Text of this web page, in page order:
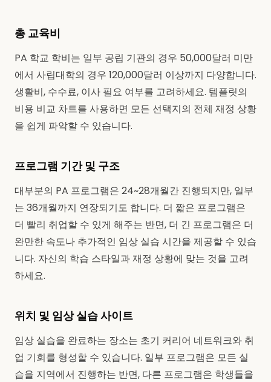
총 교육비
PA 학교 학비는 일부 공립 기관의 경우 50,000달러 미만
에서 사립대학의 경우 120,000달러 이상까지 다양합니다.
생활비, 수수료, 이사 필요 여부를 고려하세요. 템플릿의
비용 비교 차트를 사용하면 모든 선택지의 전체 재정 상황
을 쉽게 파악할 수 있습니다.
프로그램 기간 및 구조
대부분의 PA 프로그램은 24~28개월간 진행되지만, 일부
는 36개월까지 연장되기도 합니다. 더 짧은 프로그램은
더 빨리 취업할 수 있게 해주는 반면, 더 긴 프로그램은 더
완만한 속도나 추가적인 임상 실습 시간을 제공할 수 있습
니다. 자신의 학습 스타일과 재정 상황에 맞는 것을 고려
하세요.
위치 및 임상 실습 사이트
임상 실습을 완료하는 장소는 초기 커리어 네트워크와 취
업 기회를 형성할 수 있습니다. 일부 프로그램은 모든 실
습을 지역에서 진행하는 반면, 다른 프로그램은 학생들을